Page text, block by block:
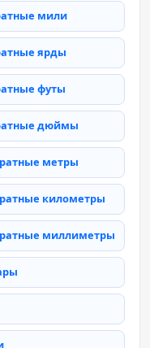
мили
ярды
футы
дюймы
метры
километры
миллиметры